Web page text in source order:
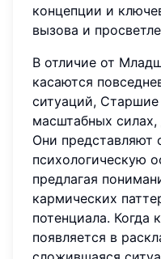
концепции и
вызова и
В отличие от
касаются
ситуаций,
масштабных
Они представляют
психологическую
предлагая
кармических
потенциала. Когда
появляется в